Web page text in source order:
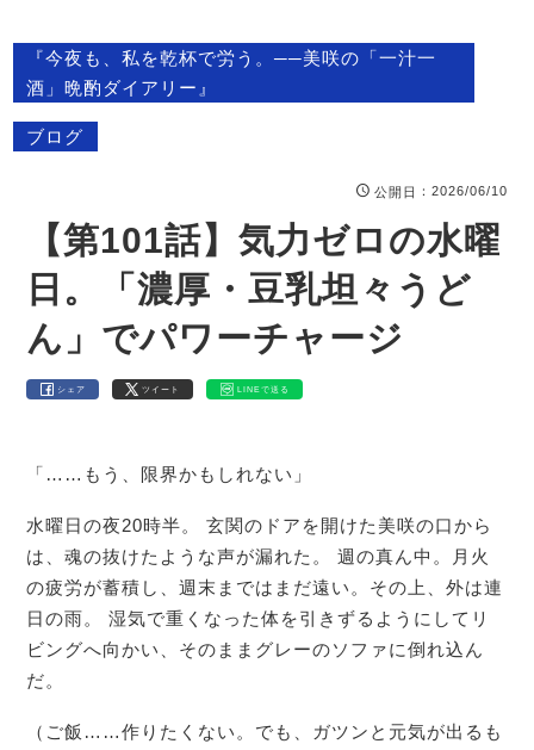
『今夜も、私を乾杯で労う。──美咲の「一汁一
酒」晩酌ダイアリー』
ブログ
公開日 ：2026/06/10
【第101話】気力ゼロの水曜
日。「濃厚・豆乳坦々うど
ん」でパワーチャージ
シェア ツイート LINEで送る
「……もう、限界かもしれない」
水曜日の夜20時半。 玄関のドアを開けた美咲の口から
は、魂の抜けたような声が漏れた。 週の真ん中。月火
の疲労が蓄積し、週末まではまだ遠い。その上、外は連
日の雨。 湿気で重くなった体を引きずるようにしてリ
ビングへ向かい、そのままグレーのソファに倒れ込ん
だ。
（ご飯……作りたくない。でも、ガツンと元気が出るも